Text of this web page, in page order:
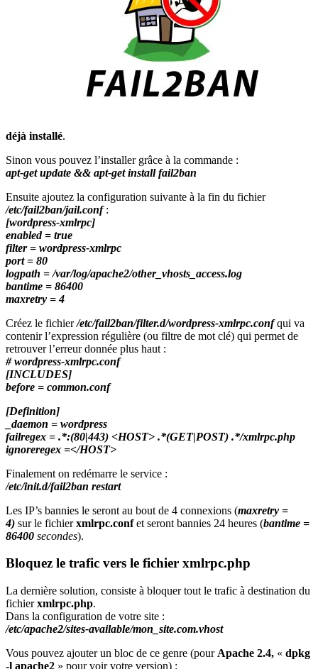
déjà installé.
Sinon vous pouvez l’installer grâce à la commande :
apt-get update && apt-get install fail2ban
Ensuite ajoutez la configuration suivante à la fin du fichier
/etc/fail2ban/jail.conf:
[wordpress-xmlrpc]
enabled = true
filter = wordpress-xmlrpc
port = 80
logpath = /var/log/apache2/other_vhosts_access.log
bantime = 86400
maxretry = 4
Créez le fichier/etc/fail2ban/filter.d/wordpress-xmlrpc.conf qui va
contenir l’expression régulière (ou filtre de mot clé) qui permet de
retrouver l’erreur donnée plus haut :
# wordpress-xmlrpc.conf
[INCLUDES]
before = common.conf
[Definition]
_daemon = wordpress
failregex = .*:(80|443) <HOST> .*(GET|POST) .*/xmlrpc.php
ignoreregex =</HOST>
Finalement on redémarre le service :
/etc/init.d/fail2ban restart
Les IP’s bannies le seront au bout de 4 connexions (maxretry =
4) sur le fichierxmlrpc.confet seront bannies 24 heures (bantime =
86400 secondes).
Bloquez le trafic vers le fichier xmlrpc.php
La dernière solution, consiste à bloquer tout le trafic à destination du
fichierxmlrpc.php.
Dans la configuration de votre site :
/etc/apache2/sites-available/mon_site.com.vhost
Vous pouvez ajouter un bloc de ce genre (pour Apache 2.4, « dpkg
-l apache2 » pour voir votre version) :